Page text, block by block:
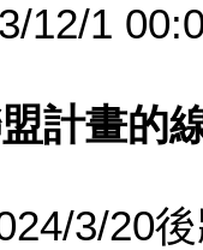
12/1
盟計畫的
3/20